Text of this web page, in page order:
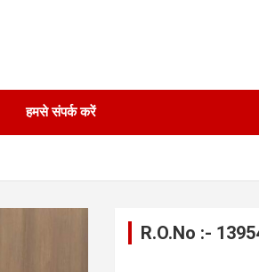
हमसे संपर्क करें
R.O.No :-